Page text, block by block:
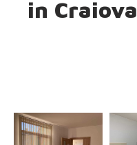
in Craiova